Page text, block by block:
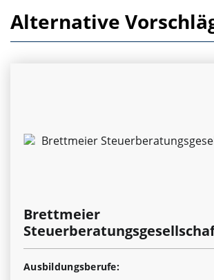
Alternative
Brettmeier
Ausbildungsberufe: